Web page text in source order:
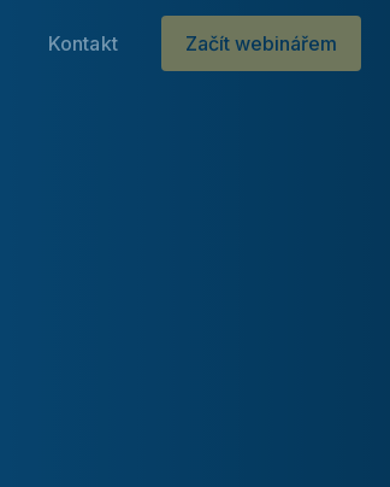
Kontakt Začít webinářem